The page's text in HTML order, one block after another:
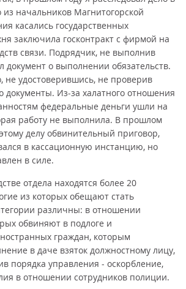
начальников Магнитогорской
касались государственных
заключила госконтракт с фирмой на
связи. Подрядчик, не выполнив
документ о выполнении обязательств.
не удостоверившись, не проверив
документы. Из-за халатного отношения
федеральные деньги ушли на
работу не выполнила. В прошлом
делу обвинительный приговор,
в кассационную инстанцию, но
в силе.
отдела находятся более 20
из которых обещают стать
различны: в отношении
обвиняют в подлоге и
граждан, которым
в даче взяток должностному лицу,
порядка управления - оскорбление,
в отношении сотрудников полиции.